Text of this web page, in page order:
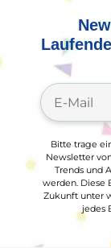
Bitte trage
Newsletter
Trends und
werden. Diese
Zukunft unter
jedes